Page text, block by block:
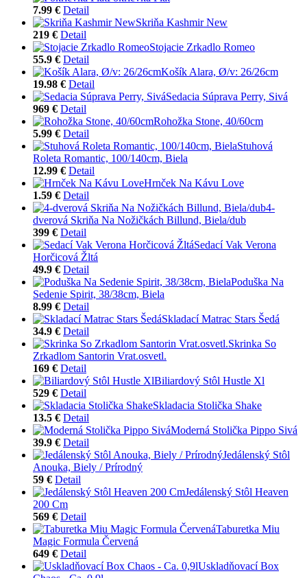
7.99 € Detail
Skriňa Kashmir New
219 € Detail
Stojacie Zrkadlo Romeo
55.9 € Detail
Košík Alara, Ø/v: 26/26cm
19.98 € Detail
Sedacia Súprava Perry, Sivá
969 € Detail
Rohožka Stone, 40/60cm
5.99 € Detail
Stuhová
Roleta Romantic, 100/140cm, Biela
12.99 € Detail
Hrnček Na Kávu Love
1.59 € Detail
4-
dverová Skriňa Na Nožičkách Billund, Biela/dub
399 € Detail
Sedací Vak Verona
Horčicová Žltá
49.9 € Detail
Poduška Na
Sedenie Spirit, 38/38cm, Biela
8.99 € Detail
Skladací Matrac Stars Šedá
34.9 € Detail
Skrinka So
Zrkadlom Santorin Vrat.osvetl.
169 € Detail
Biliardový Stôl Hustle Xl
529 € Detail
Skladacia Stolička Shake
13.5 € Detail
Moderná Stolička Pippo Sivá
39.9 € Detail
Jedálenský Stôl
Anouka, Biely / Prírodný
59 € Detail
Jedálenský Stôl Heaven
200 Cm
569 € Detail
Taburetka Miu
Magic Formula Červená
649 € Detail
Uskladňovací Box